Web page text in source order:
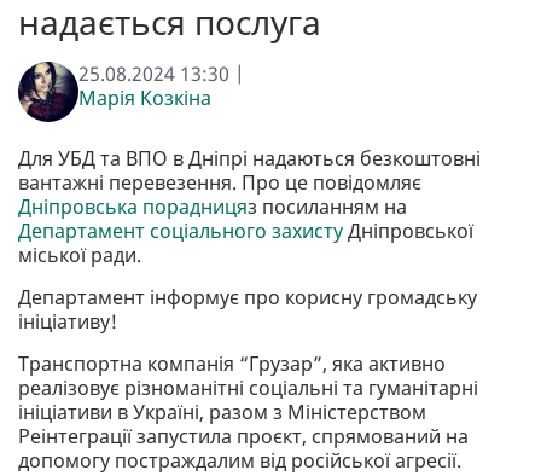
надається послуга
25.08.2024 13:30 |
Марія Козкіна
Для УБД та ВПО в Дніпрі надаються безкоштовні
вантажні перевезення. Про це повідомляє
Дніпровська порадницяз посиланням на
Департамент соціального захистуДніпровської
міської ради.
Департамент інформує про корисну громадську
ініціативу!
Транспортна компанія “Грузар”, яка активно
реалізовує різноманітні соціальні та гуманітарні
ініціативи в Україні, разом з Міністерством
Реінтеграції запустила проєкт, спрямований на
допомогу постраждалим від російської агресії.